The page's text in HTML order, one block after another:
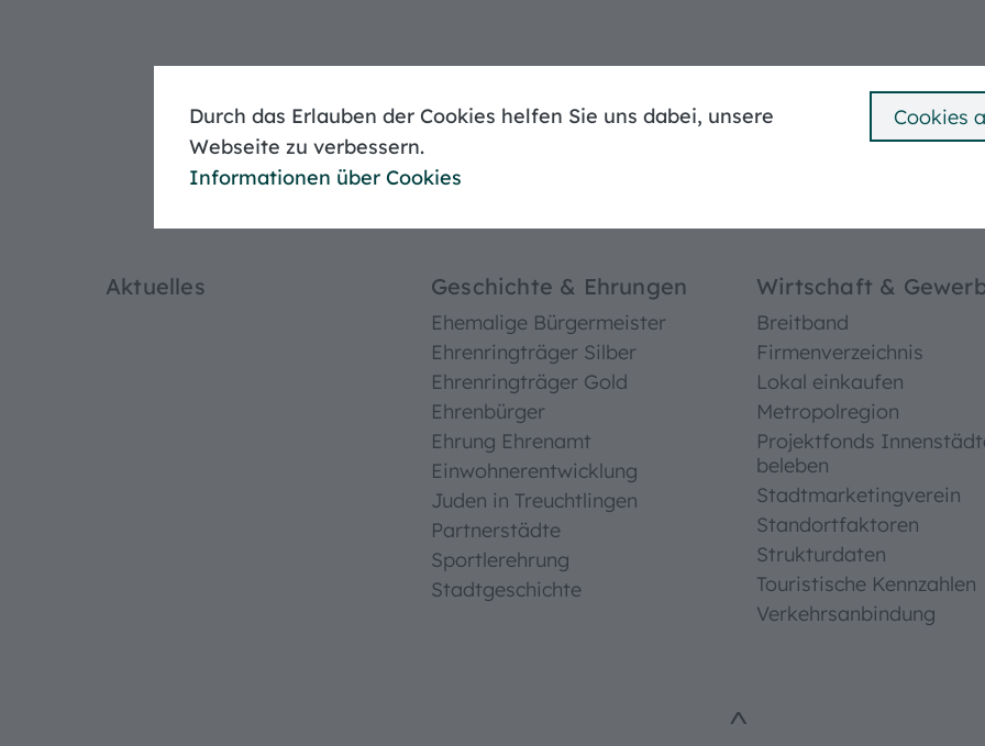
Durch das Erlauben der Cookies helfen Sie uns dabei, unsere
Webseite zu verbessern.
Cookies
Informationen über Cookies
Leben in
Baugenehmigung
Bebauungspläne
Aktuelles Geschichte & Ehrungen
Ehemalige Bürgermeister
Ehrenringträger Silber
Ehrenringträger Gold
Ehrenbürger
Ehrung Ehrenamt
Einwohnerentwicklung
Juden in Treuchtlingen
Partnerstädte
Sportlerehrung
Stadtgeschichte
Wirtschaft &
Breitband
Firmenverzeichnis
Lokal einkaufen
Metropolregion
Projektfonds
beleben
Stadtmarketingverein
Standortfaktoren
Strukturdaten
Touristische Kennzahlen
Verkehrsanbindung
^